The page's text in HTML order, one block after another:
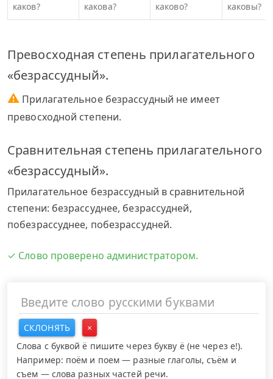
каков? какова? каково? каковы?
Превосходная степень прилагательного
«безрассудный».
⚠ Прилагательное безрассудный не имеет
превосходной степени.
Сравнительная степень прилагательного
«безрассудный».
Прилагательное безрассудный в сравнительной
степени: безрассуднее, безрассудней,
побезрассуднее, побезрассудней.
✓ Слово проверено администратором.
СКЛОНЯТЬ
×
Слова с буквой ё пишите через букву ё (не через е!).
Например: поём и поем — разные глаголы, съём и
съем — слова разных частей речи.